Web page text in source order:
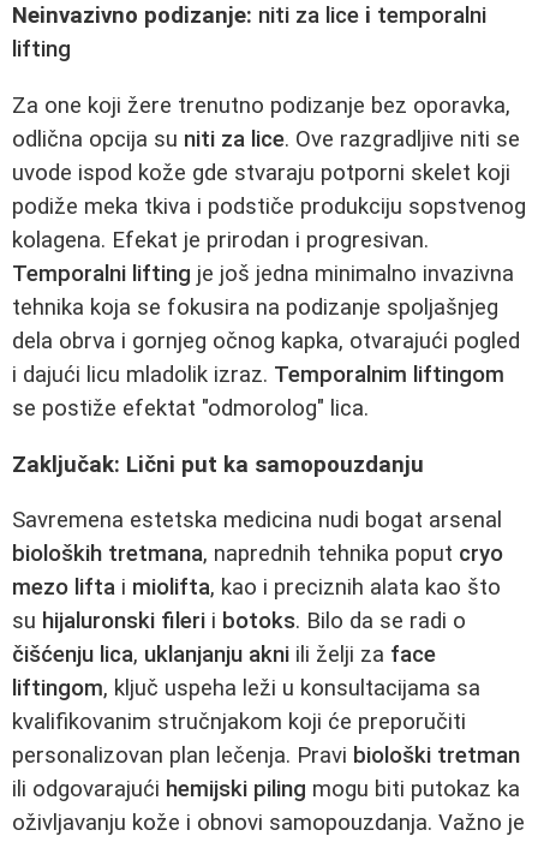
Neinvazivno podizanje: niti za lice i temporalni
lifting
Za one koji žere trenutno podizanje bez oporavka,
odlična opcija su niti za lice. Ove razgradljive niti se
uvode ispod kože gde stvaraju potporni skelet koji
podiže meka tkiva i podstiče produkciju sopstvenog
kolagena. Efekat je prirodan i progresivan.
Temporalni lifting je još jedna minimalno invazivna
tehnika koja se fokusira na podizanje spoljašnjeg
dela obrva i gornjeg očnog kapka, otvarajući pogled
i dajući licu mladolik izraz. Temporalnim liftingom
se postiže efektat "odmorolog" lica.
Zaključak: Lični put ka samopouzdanju
Savremena estetska medicina nudi bogat arsenal
bioloških tretmana, naprednih tehnika poput cryo
mezo lifta i miolifta, kao i preciznih alata kao što
su hijaluronski fileri i botoks. Bilo da se radi o
čišćenju lica, uklanjanju akni ili želji za face
liftingom, ključ uspeha leži u konsultacijama sa
kvalifikovanim stručnjakom koji će preporučiti
personalizovan plan lečenja. Pravi biološki tretman
ili odgovarajući hemijski piling mogu biti putokaz ka
oživljavanju kože i obnovi samopouzdanja. Važno je